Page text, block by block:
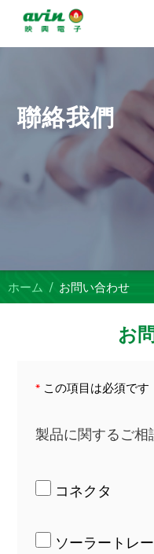
聯絡我們
ホーム お問い合わせ
お
* この項目は必須です
製品に関するご相
コネクタ
ソーラートレー